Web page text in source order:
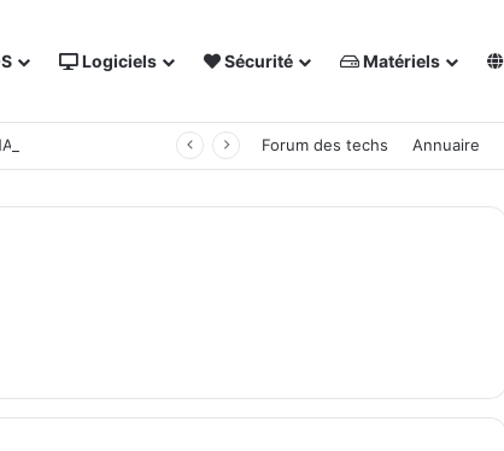
Logiciels Sécurité Matériels
Synology Forum des techs Annuaire